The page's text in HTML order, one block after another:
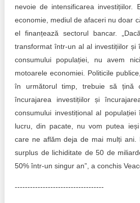
nevoie de intensificarea investițiilor.
economie, mediul de afaceri nu doar
el finanțează sectorul bancar.
transformat într-un al al investițiilor și
consumului populației, nu avem
motoarele economiei. Politicile
în următorul timp, trebuie să țină
încurajarea investițiilor și
consumului investițional al
lucru, din pacate, nu vom putea
care ne aflăm deja de mai mulți ani.
surplus de lichiditate de 50 de
50% într-un singur an”, a conchis
-----------------------------------